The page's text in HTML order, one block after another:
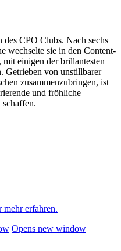
CPO Clubs. Nach sechs
wechselte sie in den Content-
einigen der brillantesten
Getrieben von unstillbarer
zusammenzubringen, ist
und fröhliche
mehr erfahren.
Opens new window